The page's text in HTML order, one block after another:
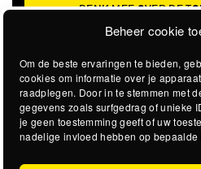
Beheer cookie
Om de beste ervaringen te bieden,
cookies om informatie over je
raadplegen. Door in te stemmen met
gegevens zoals surfgedrag of unieke
je geen toestemming geeft of uw
nadelige invloed hebben op
DENK MEE OVER DE